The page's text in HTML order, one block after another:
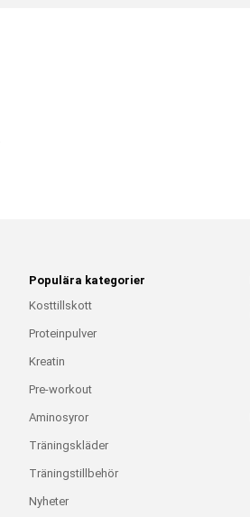
Populära kategorier
Kosttillskott
Proteinpulver
Kreatin
Pre-workout
Aminosyror
Träningskläder
Träningstillbehör
Nyheter